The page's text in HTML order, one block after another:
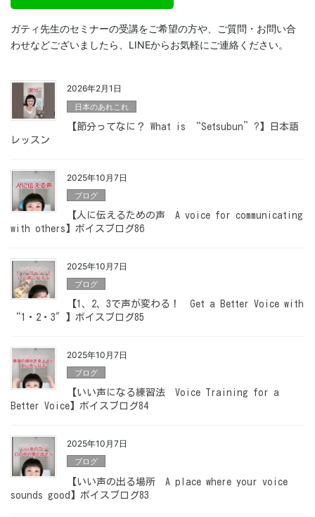
ガティ先生のセミナーの受講をご希望の方や、ご質問・お問い合
わせなどございましたら、LINEからお気軽にご連絡ください。
2026年2月1日
日本のあれこれ
【節分ってなに？ What is “Setsubun”?】日本語
レッスン
2025年10月7日
ブログ
【人に伝えるための声 A voice for communicating
with others】ボイスブログ86
2025年10月7日
ブログ
【1、2、3で声が変わる！ Get a Better Voice with
“1・2・3″】ボイスブログ85
2025年10月7日
ブログ
【いい声になる練習法 Voice Training for a
Better Voice】ボイスブログ84
2025年10月7日
ブログ
【いい声の出る場所 A place where your voice
sounds good】ボイスブログ83